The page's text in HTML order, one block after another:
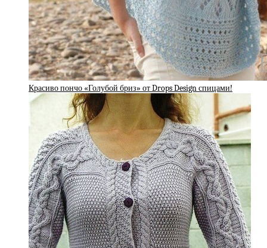
Красиво пончо «Голубой бриз» от Drops Design спицами!